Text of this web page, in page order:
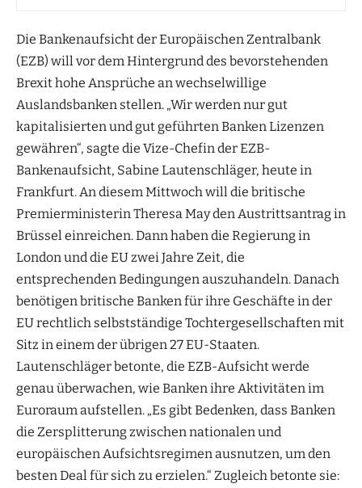
Die Bankenaufsicht der Europäischen Zentralbank
(EZB) will vor dem Hintergrund des bevorstehenden
Brexit hohe Ansprüche an wechselwillige
Auslandsbanken stellen. „Wir werden nur gut
kapitalisierten und gut geführten Banken Lizenzen
gewähren“, sagte die Vize-Chefin der EZB-
Bankenaufsicht, Sabine Lautenschläger, heute in
Frankfurt. An diesem Mittwoch will die britische
Premierministerin Theresa May den Austrittsantrag in
Brüssel einreichen. Dann haben die Regierung in
London und die EU zwei Jahre Zeit, die
entsprechenden Bedingungen auszuhandeln. Danach
benötigen britische Banken für ihre Geschäfte in der
EU rechtlich selbstständige Tochtergesellschaften mit
Sitz in einem der übrigen 27 EU-Staaten.
Lautenschläger betonte, die EZB-Aufsicht werde
genau überwachen, wie Banken ihre Aktivitäten im
Euroraum aufstellen. „Es gibt Bedenken, dass Banken
die Zersplitterung zwischen nationalen und
europäischen Aufsichtsregimen ausnutzen, um den
besten Deal für sich zu erzielen.“ Zugleich betonte sie: